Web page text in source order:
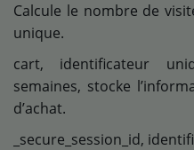
Calcule le nombre de
unique.
cart, identificateur
semaines, stocke
d’achat.
_secure_session_id,